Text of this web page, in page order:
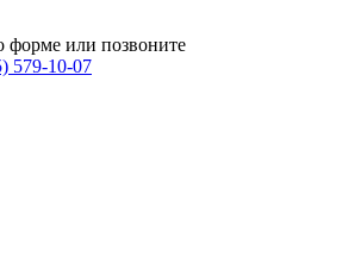
форме или позвоните
579-10-07